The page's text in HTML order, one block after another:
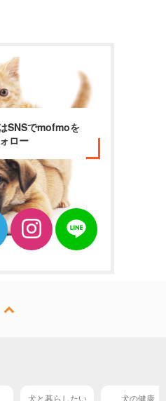
SNSでmofmoを
ロー
犬と暮らしたい 犬の健康